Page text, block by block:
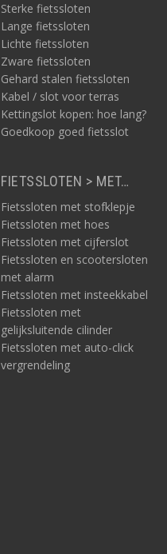
Sterke fietssloten
Lange fietssloten
Lichte fietssloten
Zware fietssloten
Gehard stalen fietssloten
Kabel / slot voor terras
Kettingslot kopen: hoe lang?
Goedkoop goed fietsslot
FIETSSLOTEN > MET…
Fietssloten met stofklepje
Fietssloten met hoes
Fietssloten met cijferslot
Fietssloten en scootersloten
met alarm
Fietssloten met insteekkabel
Fietssloten met
gelijksluitende cilinder
Fietssloten met auto-click
vergrendeling